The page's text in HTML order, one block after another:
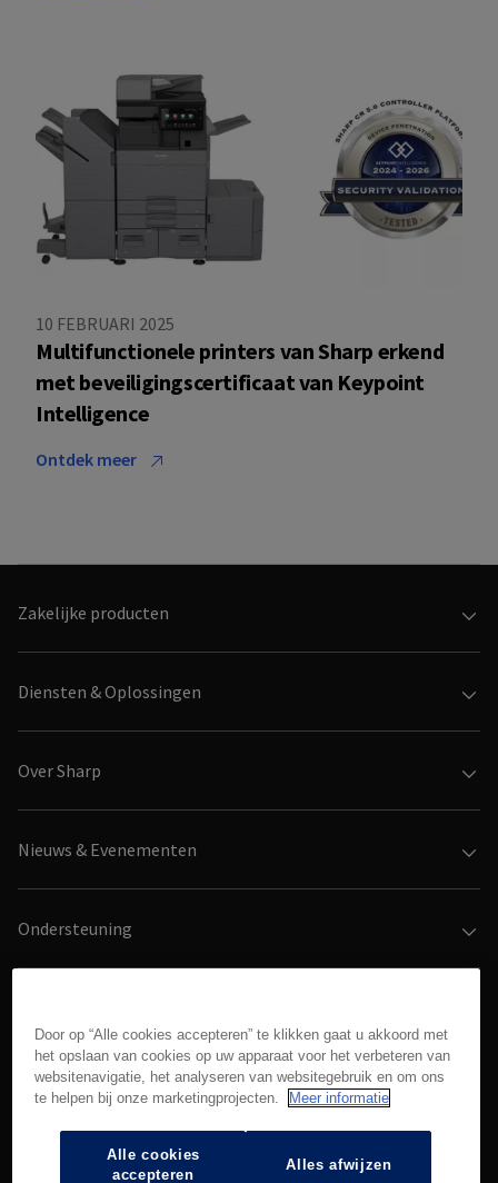
10 FEBRUARI 2025
Multifunctionele printers van Sharp erkend
met beveiligingscertificaat van Keypoint
Intelligence
Ontdek meer
Footer
menu
(NL)
Zakelijke producten
Diensten & Oplossingen
Over Sharp
Nieuws & Evenementen
Ondersteuning
Social
media
Follow
on
Follow
on
Follow
on
Door op “Alle cookies accepteren” te klikken gaat u akkoord met
het opslaan van cookies op uw apparaat voor het verbeteren van
websitenavigatie, het analyseren van websitegebruik en om ons
te helpen bij onze marketingprojecten.
Meer informatie
Alle cookies
accepteren
Alles afwijzen